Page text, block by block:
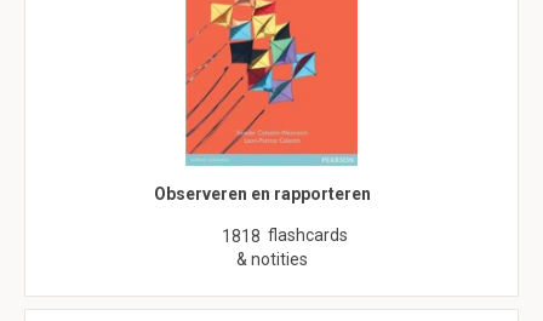
Observeren en rapporteren
1818 flashcards
& notities